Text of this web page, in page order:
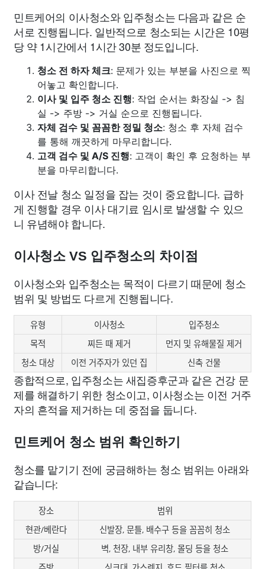
민트케어의 이사청소와 입주청소는 다음과 같은 순
서로 진행됩니다. 일반적으로 청소되는 시간은 10평
당 약 1시간에서 1시간 30분 정도입니다.
청소 전 하자 체크: 문제가 있는 부분을 사진으로 찍
어놓고 확인합니다.
이사 및 입주 청소 진행: 작업 순서는 화장실 -> 침
실 -> 주방 -> 거실 순으로 진행됩니다.
자체 검수 및 꼼꼼한 정밀 청소: 청소 후 자체 검수
를 통해 깨끗하게 마무리합니다.
고객 검수 및 A/S 진행: 고객이 확인 후 요청하는 부
분을 마무리합니다.
이사 전날 청소 일정을 잡는 것이 중요합니다. 급하
게 진행할 경우 이사 대기료 임시로 발생할 수 있으
니 유념해야 합니다.
이사청소 VS 입주청소의 차이점
이사청소와 입주청소는 목적이 다르기 때문에 청소
범위 및 방법도 다르게 진행됩니다.
유형 이사청소
입주청소
목적
찌든 때 제거
먼지 및 유해물질 제거
청소 대상
이전 거주자가 있던 집 신축 건물
종합적으로, 입주청소는 새집증후군과 같은 건강 문
제를 해결하기 위한 청소이고, 이사청소는 이전 거주
자의 흔적을 제거하는 데 중점을 둡니다.
민트케어 청소 범위 확인하기
청소를 맡기기 전에 궁금해하는 청소 범위는 아래와
같습니다:
장소
범위
현관/베란다
신발장, 문틀, 배수구 등을 꼼꼼히 청소
방/거실
벽, 천장, 내부 유리창, 몰딩 등을 청소